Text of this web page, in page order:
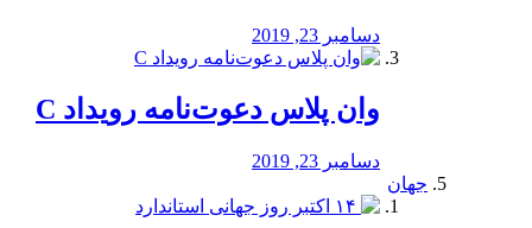
دسامبر 23, 2019
وان پلاس دعوت‌نامه رویداد C
دسامبر 23, 2019
جهان